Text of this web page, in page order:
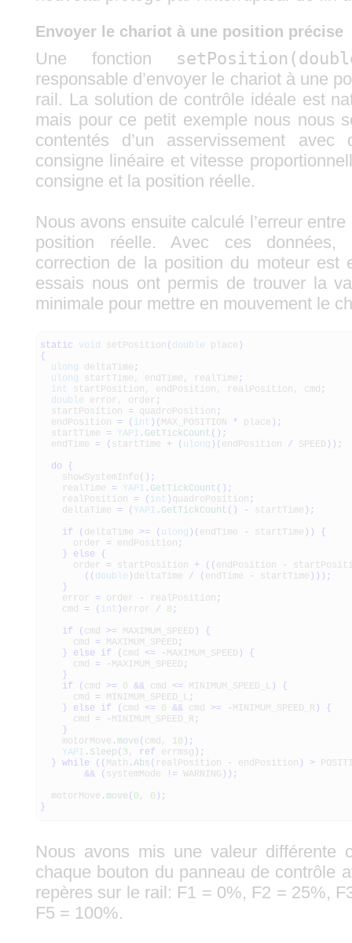
Envoyer le chariot à une position précise
Une fonction
responsable d’envoyer le chariot à une
rail. La solution de contrôle idéale est
mais pour ce petit exemple nous nous
contentés d’un asservissement avec
consigne linéaire et vitesse
consigne et la position réelle.
Nous avons ensuite calculé l’erreur
position réelle. Avec ces données,
correction de la position du moteur est
essais nous ont permis de trouver la
minimale pour mettre en mouvement le
static void setPosition ( double place )
{
ulong deltaTime ;
ulong startTime, endTime, realTime ;
int startPosition, endPosition, realPosition, cmd ;
double error, order ;
startPosition = quadroPosition ;
endPosition = ( int ) ( MAX_POSITION * place ) ;
startTime = YAPI . GetTickCount ( ) ;
endTime = ( startTime + ( ulong ) ( endPosition / SPEED ) ) ;
do
{
showSystemInfo ( ) ;
realTime = YAPI . GetTickCount ( ) ;
realPosition = ( int ) quadroPosition ;
deltaTime = ( YAPI . GetTickCount ( ) - startTime ) ;
if
( deltaTime >= ( ulong ) ( endTime - startTime ) )
{
order = endPosition ;
}
else
{
order = startPosition + ( ( endPosition -
( ( double ) deltaTime / ( endTime - startTime ) ) ) ;
}
error = order - realPosition ;
cmd = ( int ) error / 8 ;
if
( cmd >= MAXIMUM_SPEED )
{
cmd = MAXIMUM_SPEED ;
}
else if ( cmd <= - MAXIMUM_SPEED )
{
cmd = - MAXIMUM_SPEED ;
}
if
( cmd >= 0 && cmd <= MINIMUM_SPEED_L )
{
cmd = MINIMUM_SPEED_L ;
}
else if ( cmd <= 0 && cmd >= - MINIMUM_SPEED_R )
{
cmd = - MINIMUM_SPEED_R ;
}
motorMove . move ( cmd, 10 ) ;
YAPI . Sleep ( 3 , ref errmsg ) ;
} while ( ( Math . Abs ( realPosition - endPosition ) >
&&
( systemMode != WARNING ) ) ;
motorMove . move ( 0 , 0 ) ;
}
Nous avons mis une valeur différente
chaque bouton du panneau de contrôle
repères sur le rail: F1 = 0%, F2 = 25%,
F5 = 100%.